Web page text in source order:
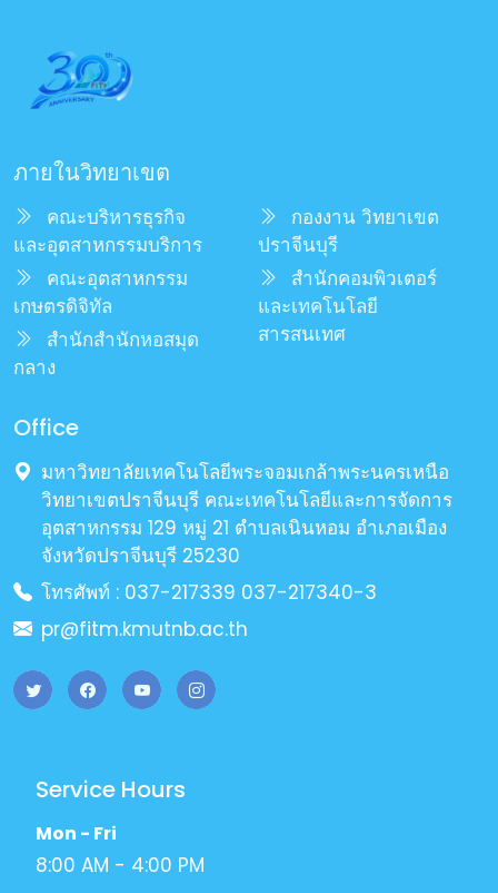
ภายในวิทยาเขต
และอุตสาหกรรมบริการ
เกษตรดิจิทัล
กลาง
ปราจีนบุรี
และเทคโนโลยี
สารสนเทศ
Office
มหาวิทยาลัยเทคโนโลยีพระจอมเกล้าพระนครเหนือ
วิทยาเขตปราจีนบุรี คณะเทคโนโลยีและการจัดการ
อุตสาหกรรม 129 หมู่ 21 ตำบลเนินหอม อำเภอเมือง
จังหวัดปราจีนบุรี 25230
โทรศัพท์ : 037-217339 037-217340-3
pr@fitm.kmutnb.ac.th
Service Hours
Mon - Fri
8:00 AM - 4:00 PM